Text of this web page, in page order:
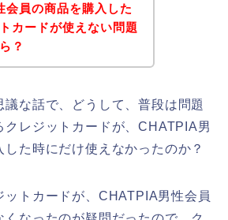
会員の商品を購入した
カードが使えない問題
？
議な話で、どうして、普段は問題
クレジットカードが、CHATPIA男
た時にだけ使えなかったのか？
ットカードが、CHATPIA男性会員